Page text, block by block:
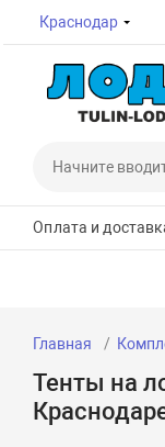
Краснодар
Оплата и
Главная
Тенты на